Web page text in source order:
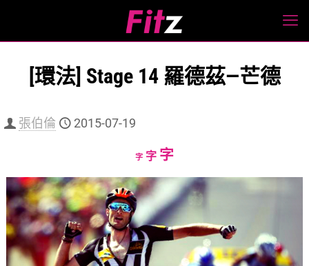
[環法] Stage 14 羅德茲—芒德
張伯倫 2015-07-19
字Decrease
size.
字Reset
size.
字Increase
size.